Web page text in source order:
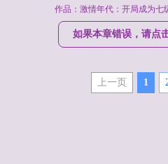
作品：激情年代：开局成为七
如果本章错误，请点
上一页 1